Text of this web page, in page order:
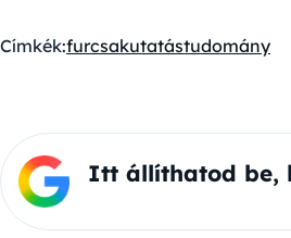
Címkék:furcsakutatástudomány
Itt állíthatod be,